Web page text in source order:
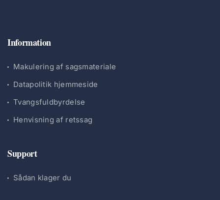
Information
Makulering af sagsmateriale
Datapolitik hjemmeside
Tvangsfuldbyrdelse
Henvisning af retssag
Support
Sådan klager du